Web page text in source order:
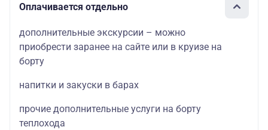
Оплачивается отдельно
дополнительные экскурсии – можно
приобрести заранее на сайте или в круизе на
борту
напитки и закуски в барах
прочие дополнительные услуги на борту
теплохода